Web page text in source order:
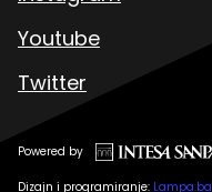
Youtube
Twitter
Powered by
Dizajn i programiranje: Lampa.ba